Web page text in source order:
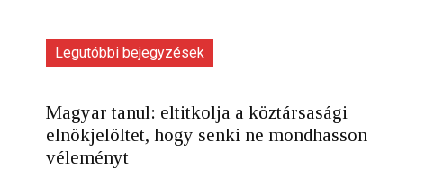
Legutóbbi bejegyzések
Magyar tanul: eltitkolja a köztársasági
elnökjelöltet, hogy senki ne mondhasson
véleményt